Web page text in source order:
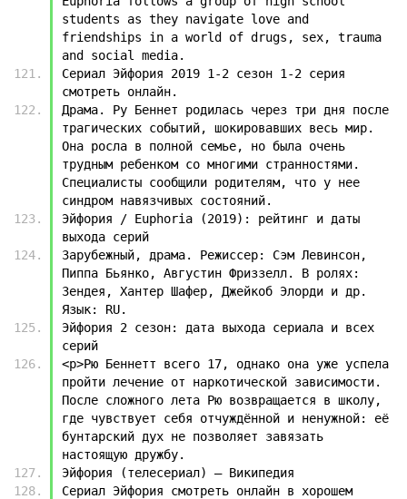
students as they navigate love and
friendships in a world of drugs, sex, trauma
and social media.
Сериал Эйфория 2019 1-2 сезон 1-2 серия
смотреть онлайн.
Драма. Ру Беннет родилась через три дня после
трагических событий, шокировавших весь мир.
Она росла в полной семье, но была очень
трудным ребенком со многими странностями.
Специалисты сообщили родителям, что у нее
синдром навязчивых состояний.
Эйфория / Euphoria (2019): рейтинг и даты
выхода серий
Зарубежный, драма. Режиссер: Сэм Левинсон,
Пиппа Бьянко, Августин Фриззелл. В ролях:
Зендея, Хантер Шафер, Джейкоб Элорди и др.
Язык: RU.
Эйфория 2 сезон: дата выхода сериала и всех
серий
<p>Рю Беннетт всего 17, однако она уже успела
пройти лечение от наркотической зависимости.
После сложного лета Рю возвращается в школу,
где чувствует себя отчуждённой и ненужной: её
бунтарский дух не позволяет завязать
настоящую дружбу.
Эйфория (телесериал) — Википедия
Сериал Эйфория смотреть онлайн в хорошем